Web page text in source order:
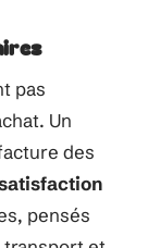
pas
Un
des
pensés